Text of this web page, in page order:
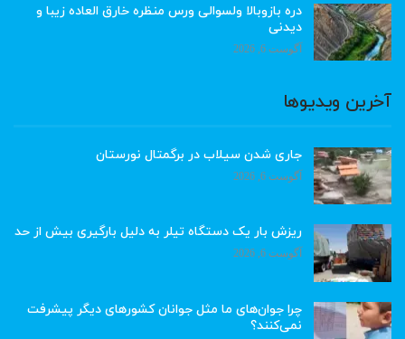
دره بازوبالا ولسوالی ورس منظره خارق العاده زیبا و
دیدنی
آگوست 6, 2026
آخرین ویدیوها
جاری شدن سیلاب در برگمتال نورستان
آگوست 6, 2026
ریزش بار یک دستگاه تیلر به دلیل بارگیری بیش از حد
آگوست 6, 2026
چرا جوان‌های ما مثل جوانان کشورهای دیگر پیشرفت
نمی‌کنند؟